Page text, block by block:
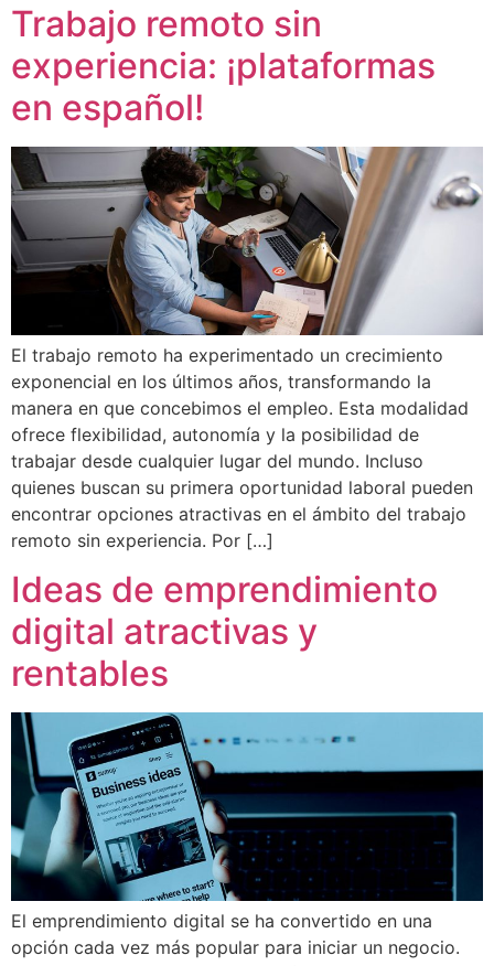
Trabajo remoto sin
experiencia: ¡plataformas
en español!
El trabajo remoto ha experimentado un crecimiento
exponencial en los últimos años, transformando la
manera en que concebimos el empleo. Esta modalidad
ofrece flexibilidad, autonomía y la posibilidad de
trabajar desde cualquier lugar del mundo. Incluso
quienes buscan su primera oportunidad laboral pueden
encontrar opciones atractivas en el ámbito del trabajo
remoto sin experiencia. Por […]
Ideas de emprendimiento
digital atractivas y
rentables
El emprendimiento digital se ha convertido en una
opción cada vez más popular para iniciar un negocio.